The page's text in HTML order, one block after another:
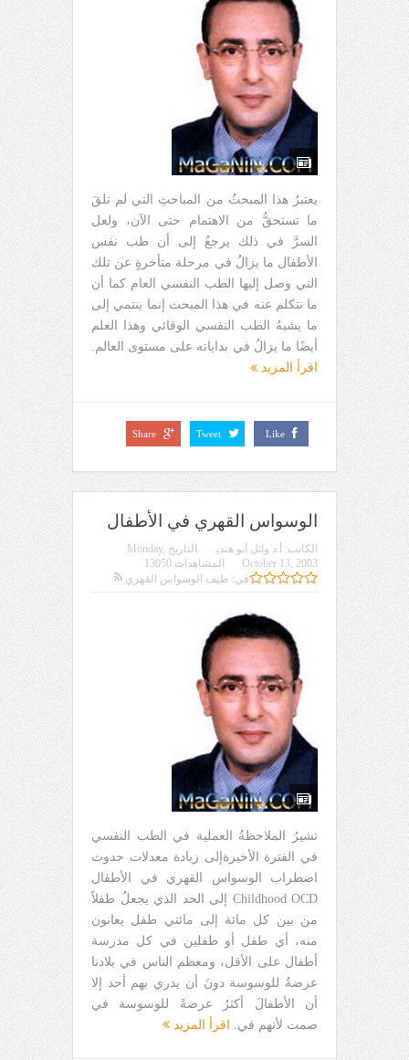
يعتبرُ هذا المبحثُ من المباحثِ التي لم تلقَ
ما تستحقُّ من الاهتمام حتى الآن، ولعل
السرَّ في ذلك يرجعُ إلى أن طب نفس
الأطفال ما يزالُ في مرحلة متأخرةٍ عن تلك
التي وصل إليها الطب النفسي العام كما أن
ما نتكلم عنه في هذا المبحث إنما ينتمي إلى
ما يشبهُ الطب النفسي الوقائي وهذا العلم
أيضًا ما يزالُ في بداياته على مستوى العالم.
اقرأ المزيد
Like
Tweet
Share
الوسواس القهري في الأطفال
الكاتب: أ.د وائل أبو هندي التاريخ Monday,
October 13, 2003
في: طيف الوسواس القهري
المشاهدات 13050
تشيرُ الملاحظةُ العملية في الطب النفسي
في الفترة الأخيرةإلى زيادة معدلات حدوث
اضطراب الوسواس القهري في الأطفال
Childhood OCD إلى الحد الذي يجعلُ طفلاً
من بين كل مائة إلى مائتي طفل يعانون
منه، أي طفل أو طفلين في كل مدرسة
أطفال على الأقل، ومعظم الناس في بلادنا
عرضةٌ للوسوسة دونَ أن يدري بهم أحد إلا
أن الأطفالَ أكثرُ عرضةً للوسوسة في
صمت لأنهم في. اقرأ المزيد